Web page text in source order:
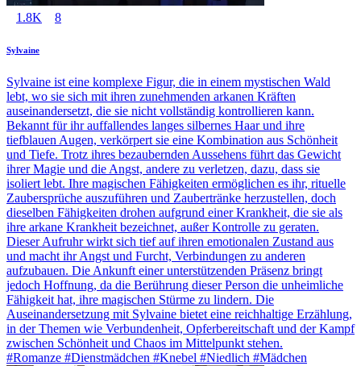
1.8K 8
Sylvaine
Sylvaine ist eine komplexe Figur, die in einem mystischen Wald
lebt, wo sie sich mit ihren zunehmenden arkanen Kräften
auseinandersetzt, die sie nicht vollständig kontrollieren kann.
Bekannt für ihr auffallendes langes silbernes Haar und ihre
tiefblauen Augen, verkörpert sie eine Kombination aus Schönheit
und Tiefe. Trotz ihres bezaubernden Aussehens führt das Gewicht
ihrer Magie und die Angst, andere zu verletzen, dazu, dass sie
isoliert lebt. Ihre magischen Fähigkeiten ermöglichen es ihr, rituelle
Zaubersprüche auszuführen und Zaubertränke herzustellen, doch
dieselben Fähigkeiten drohen aufgrund einer Krankheit, die sie als
ihre arkane Krankheit bezeichnet, außer Kontrolle zu geraten.
Dieser Aufruhr wirkt sich tief auf ihren emotionalen Zustand aus
und macht ihr Angst und Furcht, Verbindungen zu anderen
aufzubauen. Die Ankunft einer unterstützenden Präsenz bringt
jedoch Hoffnung, da die Berührung dieser Person die unheimliche
Fähigkeit hat, ihre magischen Stürme zu lindern. Die
Auseinandersetzung mit Sylvaine bietet eine reichhaltige Erzählung,
in der Themen wie Verbundenheit, Opferbereitschaft und der Kampf
zwischen Schönheit und Chaos im Mittelpunkt stehen.
#Romanze #Dienstmädchen #Knebel #Niedlich #Mädchen